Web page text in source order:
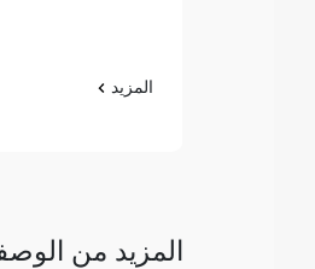
المزيد
المزيد من